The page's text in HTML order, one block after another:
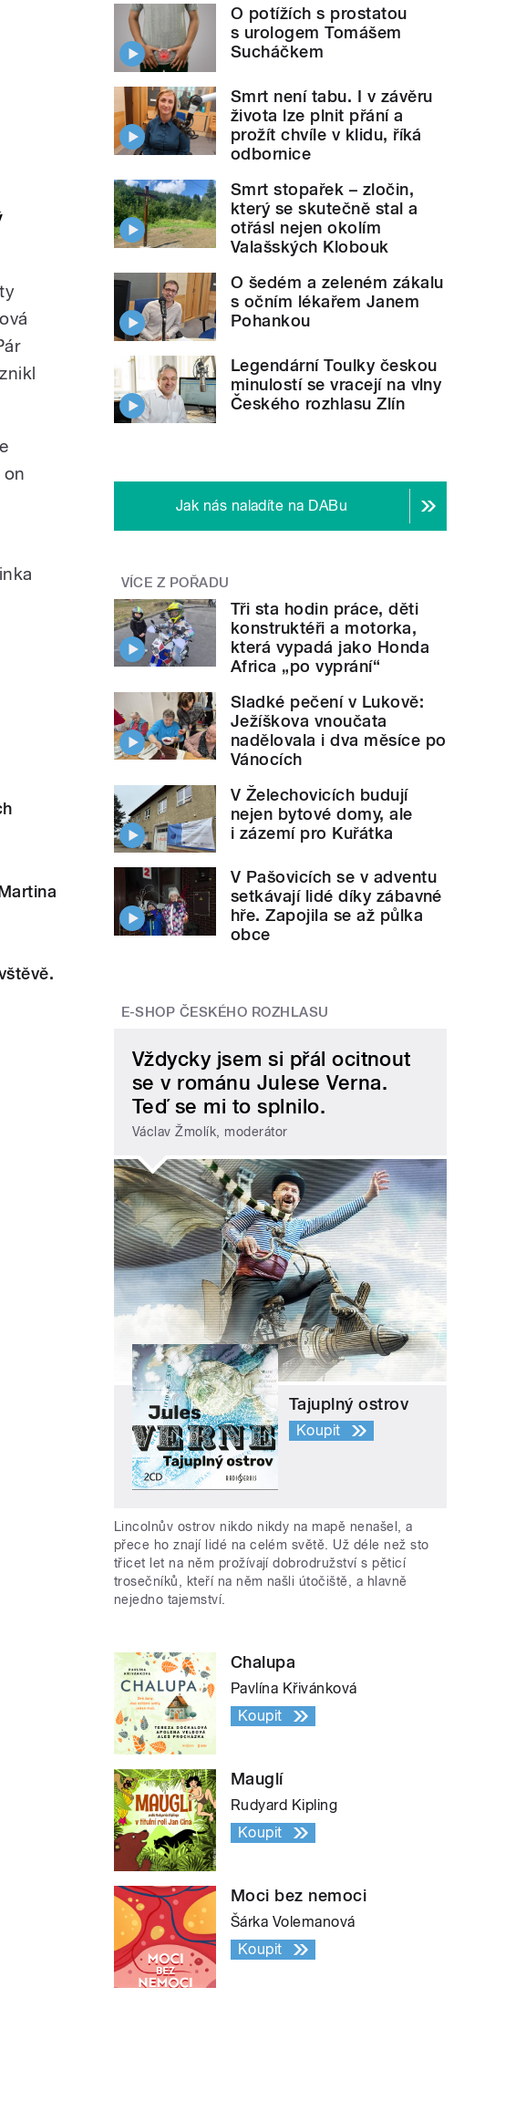
O potížích s prostatou
s urologem Tomášem
Sucháčkem
Smrt není tabu. I v závěru
života lze plnit přání a
prožít chvíle v klidu, říká
odbornice
Smrt stopařek – zločin,
který se skutečně stal a
otřásl nejen okolím
Valašských Klobouk
O šedém a zeleném zákalu
s očním lékařem Janem
Pohankou
Legendární Toulky českou
minulostí se vracejí na vlny
Českého rozhlasu Zlín
Jak nás naladíte na DABu
VÍCE Z POŘADU
Tři sta hodin práce, děti
konstruktéři a motorka,
která vypadá jako Honda
Africa „po vyprání“
Sladké pečení v Lukově:
Ježíškova vnoučata
nadělovala i dva měsíce po
Vánocích
V Želechovicích budují
nejen bytové domy, ale
i zázemí pro Kuřátka
V Pašovicích se v adventu
setkávají lidé díky zábavné
hře. Zapojila se až půlka
obce
E-SHOP ČESKÉHO ROZHLASU
Vždycky jsem si přál ocitnout
se v románu Julese Verna.
Teď se mi to splnilo.
Václav Žmolík, moderátor
Tajuplný ostrov
Koupit
Lincolnův ostrov nikdo nikdy na mapě nenašel, a
přece ho znají lidé na celém světě. Už déle než sto
třicet let na něm prožívají dobrodružství s pěticí
trosečníků, kteří na něm našli útočiště, a hlavně
nejedno tajemství.
Chalupa
Pavlína Křivánková
Koupit
Mauglí
Rudyard Kipling
Koupit
Moci bez nemoci
Šárka Volemanová
Koupit